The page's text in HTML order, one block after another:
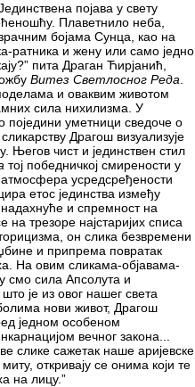
појава у свету
Плаветнило неба,
бојама Сунца, као на
ратника и жену или само једно
пита Драган Ћирјанић,
Витез Светлосног Реда
и оваквим животом
сила нихилизма. У
поједини уметници сведоче о
сликарству Драгош визуализује
Његов чист и јединствен стил
тој победничкој смирености у
усредсређености
етос јединства између
и спремност на
на трезоре најстаријих списа
он слика безвремени
и припрема повратак
На овим сликама-објавама-
смо сила Апсолута и
је из овог нашег света
нови живот, Драгош
једном особеном
вечног закона...
слике сажетак наше аријевске
откривају се онима који те
на лицу.”